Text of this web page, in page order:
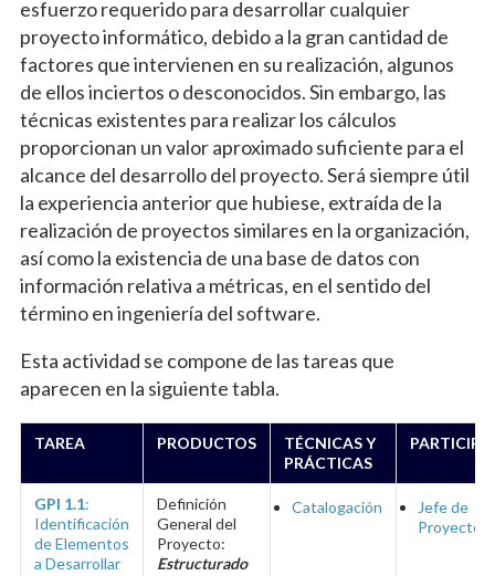
esfuerzo requerido para desarrollar cualquier
proyecto informático, debido a la gran cantidad de
factores que intervienen en su realización, algunos
de ellos inciertos o desconocidos. Sin embargo, las
técnicas existentes para realizar los cálculos
proporcionan un valor aproximado suficiente para el
alcance del desarrollo del proyecto. Será siempre útil
la experiencia anterior que hubiese, extraída de la
realización de proyectos similares en la organización,
así como la existencia de una base de datos con
información relativa a métricas, en el sentido del
término en ingeniería del software.
Esta actividad se compone de las tareas que
aparecen en la siguiente tabla.
TAREA PRODUCTOS
TÉCNICAS Y
PRÁCTICAS
GPI 1.1:
Identificación
de Elementos
a Desarrollar
Definición
General del
Proyecto:
Estructurado
Catalogación
Jefe de
Proyecto